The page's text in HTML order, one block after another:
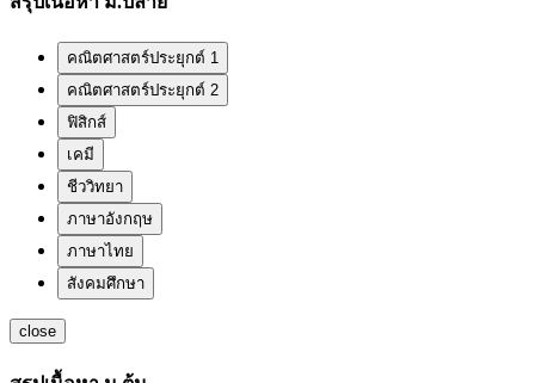
คณิตศาสตร์ประยุกต์ 1
คณิตศาสตร์ประยุกต์ 2
ฟิสิกส์
เคมี
ชีววิทยา
ภาษาอังกฤษ
ภาษาไทย
สังคมศึกษา
close